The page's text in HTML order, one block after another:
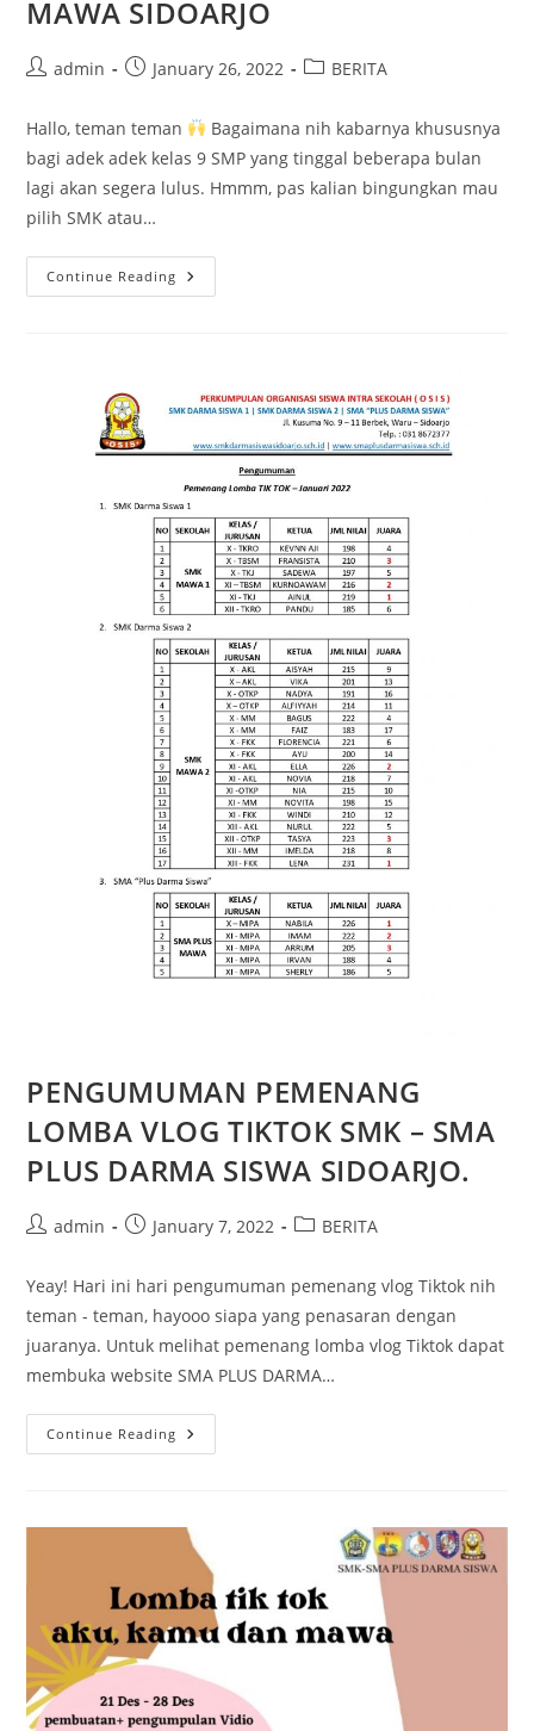
MAWA SIDOARJO
Postadmin
PostJanuary 26, 2022
PostBERITA
Hallo, teman teman
Bagaimana nih kabarnya khususnya
bagi adek adek kelas 9 SMP yang tinggal beberapa bulan
lagi akan segera lulus. Hmmm, pas kalian bingungkan mau
pilih SMK atau…
Continue Reading INFO
PPDB
SIDOARJO
PENGUMUMAN PEMENANG
LOMBA VLOG TIKTOK SMK – SMA
PLUS DARMA SISWA SIDOARJO.
Postadmin
PostJanuary 7, 2022
PostBERITA
Yeay! Hari ini hari pengumuman pemenang vlog Tiktok nih
teman - teman, hayooo siapa yang penasaran dengan
juaranya. Untuk melihat pemenang lomba vlog Tiktok dapat
membuka website SMA PLUS DARMA…
Continue Reading PENGUMUMAN
PEMENANG
–
SMA
PLUS
DARMA
SISWA
SIDOARJO.